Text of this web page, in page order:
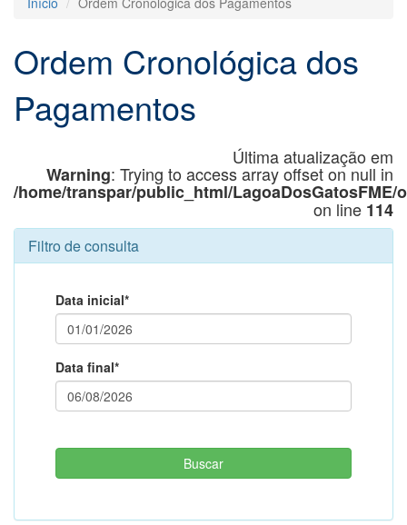
Ordem Cronológica dos
Pagamentos
Última atualização em
Warning: Trying to access array offset on null in
/home/transpar/public_html/LagoaDosGatosFME/
on line 114
Filtro de consulta
Data inicial*
Data final*